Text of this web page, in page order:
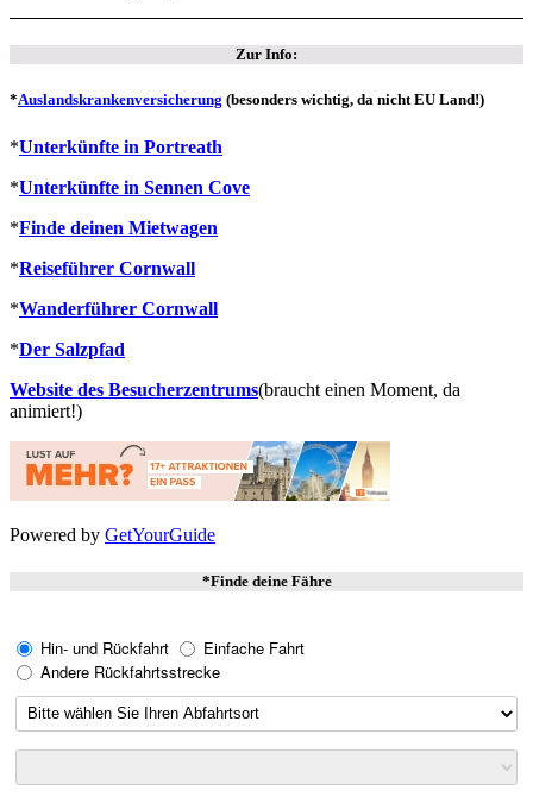
Zur Info:
*Auslandskrankenversicherung (besonders wichtig, da nicht EU Land!)
*Unterkünfte in Portreath
*Unterkünfte in Sennen Cove
*Finde deinen Mietwagen
*Reiseführer Cornwall
*Wanderführer Cornwall
*Der Salzpfad
Website des Besucherzentrums(braucht einen Moment, da
animiert!)
Powered by GetYourGuide
*Finde deine Fähre